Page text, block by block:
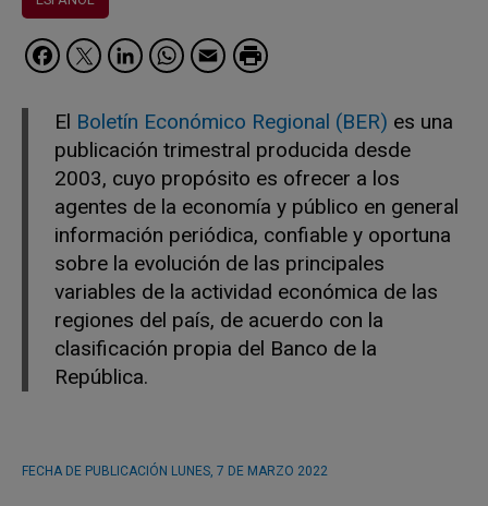
Facebook
Twitter
LinkedIn
WhatsApp
Email
El Boletín Económico Regional (BER) es una
publicación trimestral producida desde
2003, cuyo propósito es ofrecer a los
agentes de la economía y público en general
información periódica, confiable y oportuna
sobre la evolución de las principales
variables de la actividad económica de las
regiones del país, de acuerdo con la
clasificación propia del Banco de la
República.
FECHA DE PUBLICACIÓN LUNES, 7 DE MARZO 2022